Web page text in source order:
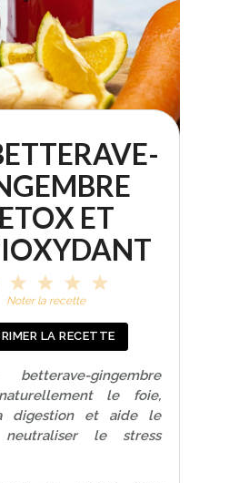
ET
a
r
4
S
a
r
3
S
a
r
2
S
a
r
S
a
r
Noter la recette
LA RECETTE
gingembre
le foie,
digestion et aide le
le stress